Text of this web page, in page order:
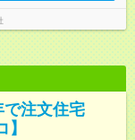
注文住宅